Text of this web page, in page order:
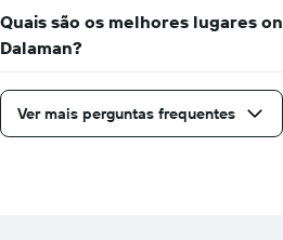
Quais são os melhores lugares
Dalaman?
Ver mais perguntas frequentes